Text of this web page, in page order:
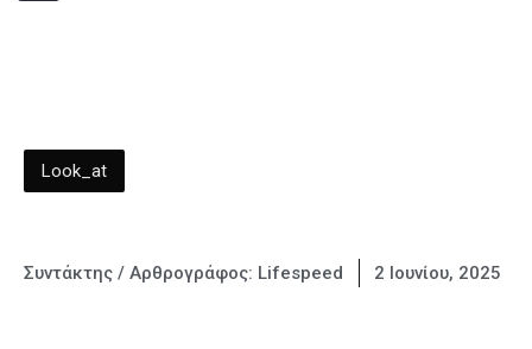
Look_at
Συντάκτης / Αρθρογράφος: Lifespeed 2 Ιουνίου, 2025